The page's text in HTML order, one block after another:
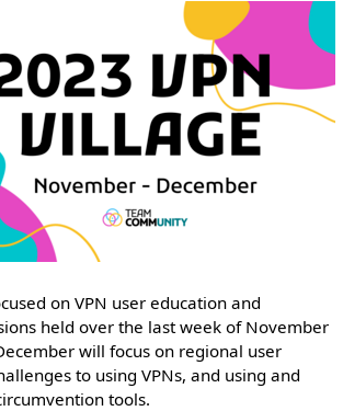
on VPN user education and
held over the last week of November
will focus on regional user
to using VPNs, and using and
tools.